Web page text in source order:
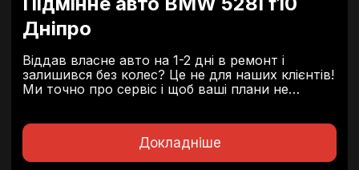
Дніпро
Віддав власне авто на 1-2 дні в ремонт і
залишився без колес? Це не для наших клієнтів!
Ми точно про сервіс і щоб ваші плани не
Умови оренди: Терміни...
Докладніше